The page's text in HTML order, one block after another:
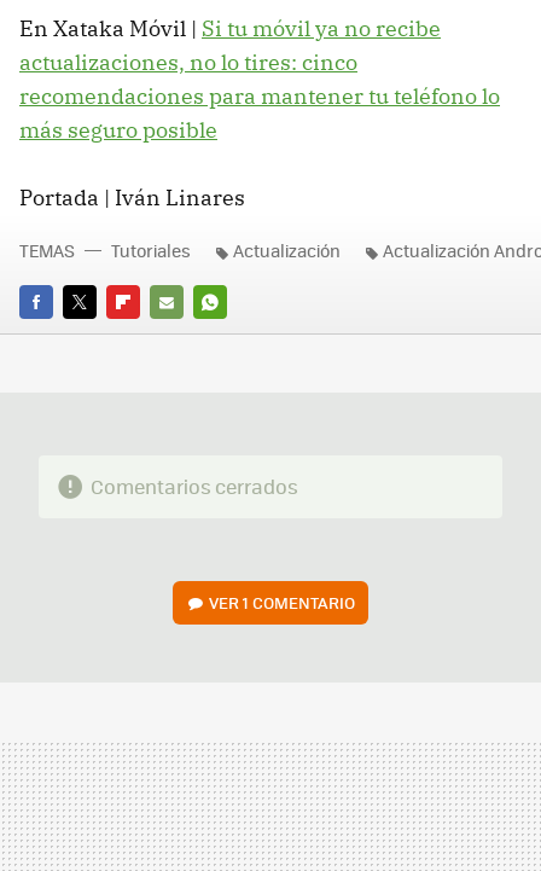
En Xataka Móvil | Si tu móvil ya no recibe
actualizaciones, no lo tires: cinco
recomendaciones para mantener tu teléfono lo
más seguro posible
Portada | Iván Linares
FACEBOOK
TWITTERFLIPBOARD
E-
WHATSAPP
TEMAS Tutoriales Actualización Actualización
Comentarios cerrados
VER1 COMENTARIO